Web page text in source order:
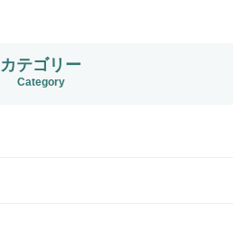
カテゴリー
Category